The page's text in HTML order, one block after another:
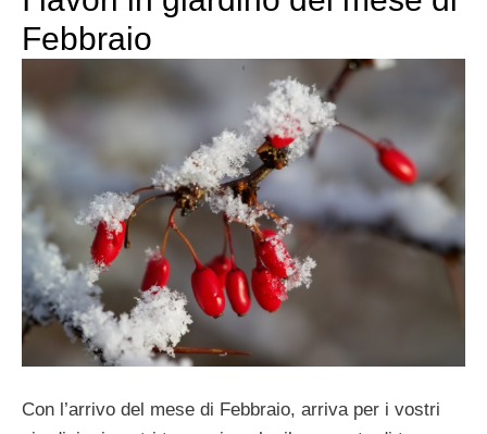
Febbraio
Con l’arrivo del mese di Febbraio, arriva per i vostri